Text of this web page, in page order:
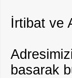
İrtibat ve
basarak